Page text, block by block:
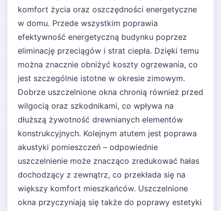
komfort życia oraz oszczędności energetyczne
w domu. Przede wszystkim poprawia
efektywność energetyczną budynku poprzez
eliminację przeciągów i strat ciepła. Dzięki temu
można znacznie obniżyć koszty ogrzewania, co
jest szczególnie istotne w okresie zimowym.
Dobrze uszczelnione okna chronią również przed
wilgocią oraz szkodnikami, co wpływa na
dłuższą żywotność drewnianych elementów
konstrukcyjnych. Kolejnym atutem jest poprawa
akustyki pomieszczeń – odpowiednie
uszczelnienie może znacząco zredukować hałas
dochodzący z zewnątrz, co przekłada się na
większy komfort mieszkańców. Uszczelnione
okna przyczyniają się także do poprawy estetyki